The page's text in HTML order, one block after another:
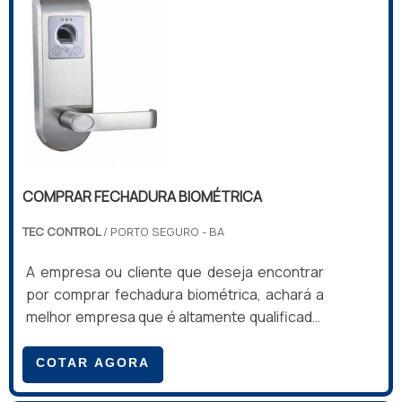
PORTA?
Sim, na Casa das Portas RP, você pode escolher
diferentes acabamentos e cores para se adequar à
identidade visual do seu negócio.
Veja mais:
apartamento do hotel.INFORMAÇÕES SOBRE
COMPRAR FECHADURA ELETRÔNICAA T...
COMPRAR FECHADURA BIOMÉTRICA
TEC CONTROL/ PORTO SEGURO - BA
A empresa ou cliente que deseja encontrar
por comprar fechadura biométrica, achará a
melhor empresa que é altamente qualificada.
do segmento e conhecendo a melhor em
qualidade e custo benefício.MAIS SOBRE
COTAR AGORA